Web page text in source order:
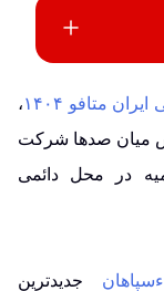
متافو ۱۴۰۴
،
میان صدها شرکت
در محل دائمی
جدیدترین